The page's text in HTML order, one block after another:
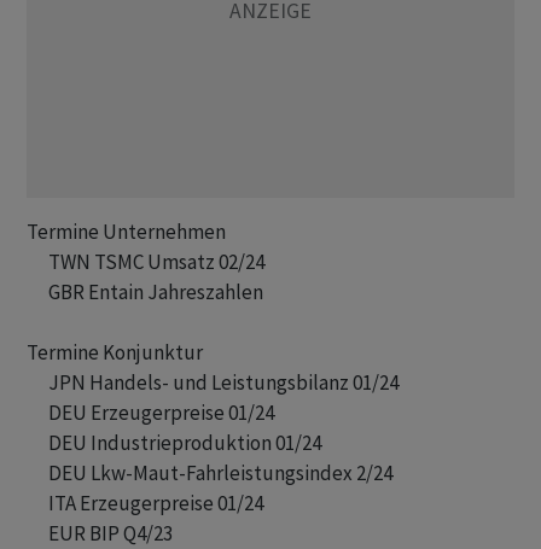
Termine Unternehmen
      TWN TSMC Umsatz 02/24
      GBR Entain Jahreszahlen
Termine Konjunktur
      JPN Handels- und Leistungsbilanz 01/24
      DEU Erzeugerpreise 01/24
      DEU Industrieproduktion 01/24
      DEU Lkw-Maut-Fahrleistungsindex 2/24
      ITA Erzeugerpreise 01/24
      EUR BIP Q4/23